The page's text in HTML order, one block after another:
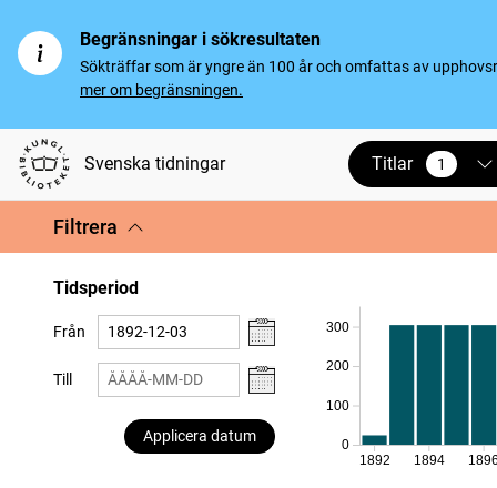
Begränsningar i sökresultaten
Sökträffar som är yngre än 100 år och omfattas av
mer om begränsningen.
Svenska tidningar Titlar 1
vald
Filtrera
Tidsperiod
Från
Till
Applicera datum
0
100
200
300
1892 1894 1896